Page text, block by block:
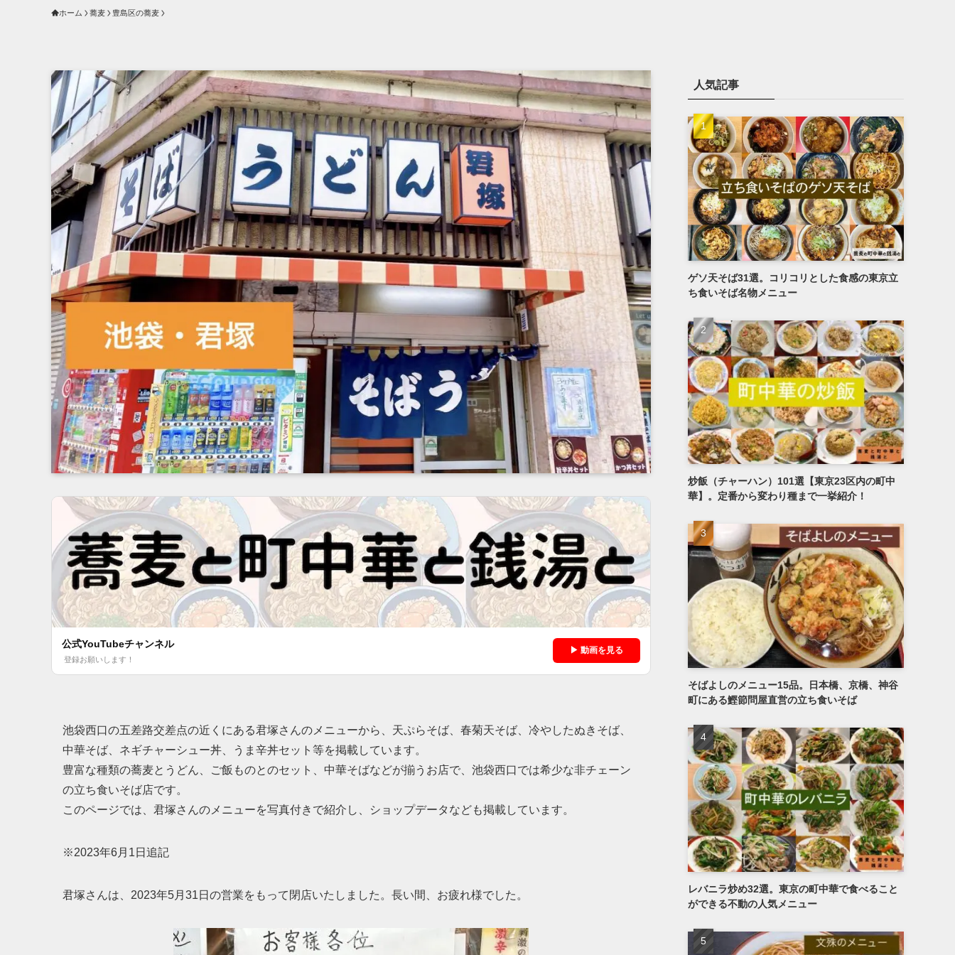
ホーム 蕎麦 豊島区の蕎麦
公式YouTubeチャンネル
登録お願いします！
▶ 動画を見る
池袋西口の五差路交差点の近くにある君塚さんのメニューから、天ぷらそば、春菊天そば、冷やしたぬきそば、
中華そば、ネギチャーシュー丼、うま辛丼セット等を掲載しています。
豊富な種類の蕎麦とうどん、ご飯ものとのセット、中華そばなどが揃うお店で、池袋西口では希少な非チェーン
の立ち食いそば店です。
このページでは、君塚さんのメニューを写真付きで紹介し、ショップデータなども掲載しています。
※2023年6月1日追記
君塚さんは、2023年5月31日の営業をもって閉店いたしました。長い間、お疲れ様でした。
人気記事
ゲソ天そば31選。コリコリとした食感の東京立
ち食いそば名物メニュー
炒飯（チャーハン）101選【東京23区内の町中
華】。定番から変わり種まで一挙紹介！
そばよしのメニュー15品。日本橋、京橋、神谷
町にある鰹節問屋直営の立ち食いそば
レバニラ炒め32選。東京の町中華で食べること
ができる不動の人気メニュー